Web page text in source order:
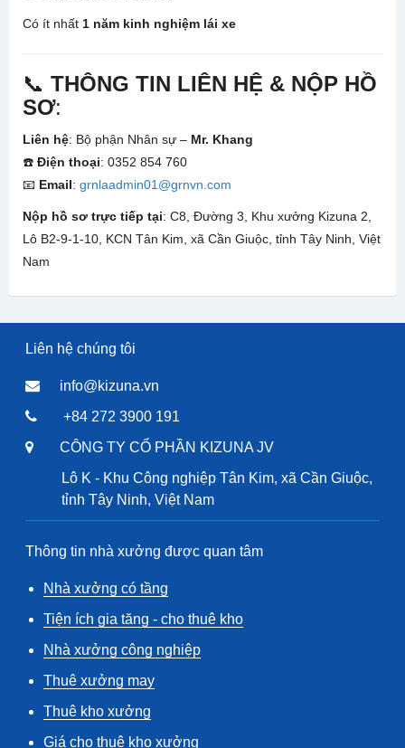
Có ít nhất 1 năm kinh nghiệm lái xe
📞 THÔNG TIN LIÊN HỆ & NỘP HỒ
SƠ:
Liên hệ: Bộ phận Nhân sự – Mr. Khang
☎️ Điện thoại: 0352 854 760
📧 Email: grnlaadmin01@grnvn.com
Nộp hồ sơ trực tiếp tại: C8, Đường 3, Khu xưởng Kizuna 2,
Lô B2-9-1-10, KCN Tân Kim, xã Cần Giuộc, tỉnh Tây Ninh, Việt
Nam
Liên hệ chúng tôi
info@kizuna.vn
+84 272 3900 191
CÔNG TY CỔ PHẦN KIZUNA JV
Lô K - Khu Công nghiệp Tân Kim, xã Cần Giuộc,
tỉnh Tây Ninh, Việt Nam
Thông tin nhà xưởng được quan tâm
Nhà xưởng có tầng
Tiện ích gia tăng - cho thuê kho
Nhà xưởng công nghiệp
Thuê xưởng may
Thuê kho xưởng
Giá cho thuê kho xưởng